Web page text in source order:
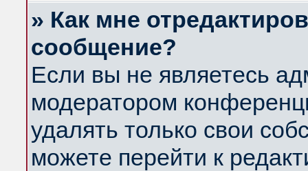
» Как мне
сообщение?
Если вы не являетесь
модератором
удалять только свои
можете перейти к